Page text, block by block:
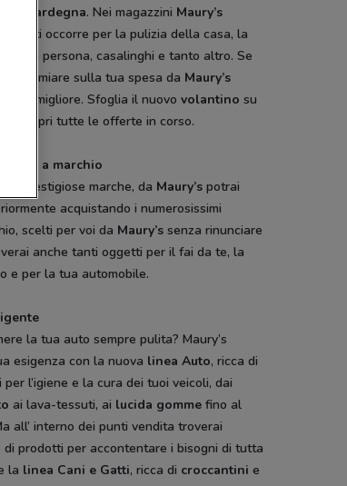
Sardegna. Nei magazzini Maury’s
che ti occorre per la pulizia della casa, la
della persona, casalinghi e tanto altro. Se
risparmiare sulla tua spesa da Maury’s
migliore. Sfoglia il nuovovolantino su
e scopri tutte le offerte in corso.
a marchio
prestigiose marche, da Maury’s potrai
acquistando i numerosissimi
scelti per voi da Maury’s senza rinunciare
anche tanti oggetti per il fai da te, la
e per la tua automobile.
la tua auto sempre pulita? Maury’s
esigenza con la nuova linea Auto, ricca di
l’igiene e la cura dei tuoi veicoli, dai
ai lava-tessuti, ai lucida gomme fino al
all’ interno dei punti vendita troverai
di prodotti per accontentare i bisogni di tutta
la linea Cani e Gatti, ricca di croccantinie